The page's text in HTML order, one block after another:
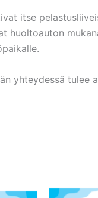
itse
huoltoauton
yhteydessä tulee